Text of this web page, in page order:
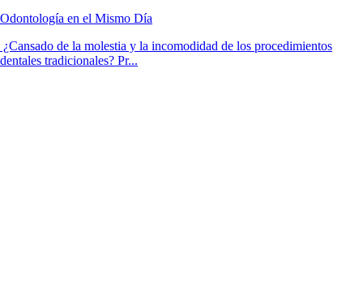
Odontología en el Mismo Día
¿Cansado de la molestia y la incomodidad de los procedimientos
dentales tradicionales? Pr...